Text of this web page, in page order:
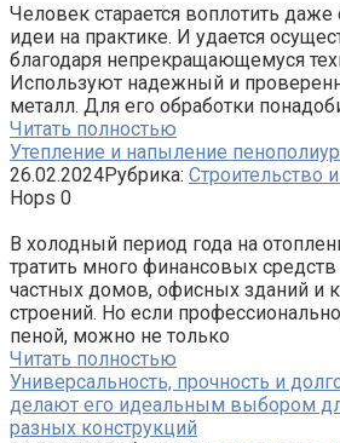
Человек старается воплотить
идеи на практике. И удается
благодаря непрекращающемуся
Используют надежный и
металл. Для его обработки
Читать полностью
Утепление и напыление
26.02.2024Рубрика: Строительство
Hops 0
В холодный период года на
тратить много финансовых
частных домов, офисных зданий и
строений. Но если
пеной, можно не только
Читать полностью
Универсальность, прочность и
делают его идеальным выбором
разных конструкций